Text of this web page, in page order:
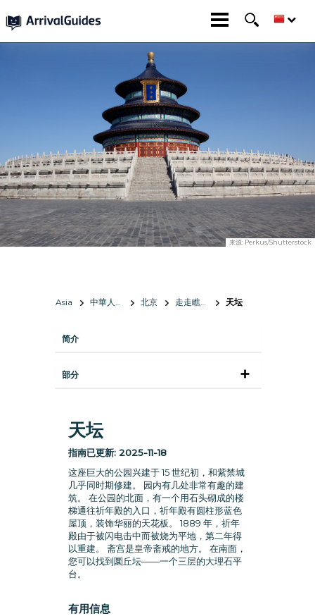
来源: Perkus/Shutterstock
Asia 中華人民共和國 北京 走走瞧瞧 天坛
简介
部分
天坛
指南已更新: 2025-11-18
这座巨大的公园兴建于 15 世纪初，和紫禁城
几乎同时期修建。 园内有几处非常有趣的建
筑。 在公园的北面，有一个用石头砌成的楼
梯通往祈年殿的入口，祈年殿有圆柱形蓝色
屋顶，装饰华丽的天花板。 1889 年，祈年
殿由于被闪电击中而被烧为平地，第二年得
以重建。 斋宫是皇帝斋戒的地方。 在南面，
您可以找到圜丘坛——一个三层的大理石平
台。
有用信息